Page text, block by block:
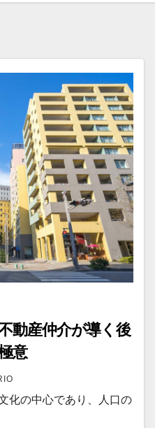
動産仲介が導く後
意
化の中心であり、人口の